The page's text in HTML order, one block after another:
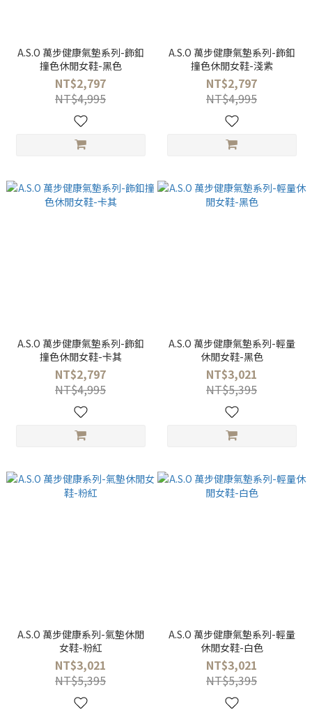
A.S.O 萬步健康氣墊系列-飾釦
撞色休閒女鞋-黑色
NT$2,797
NT$4,995
A.S.O 萬步健康氣墊系列-飾釦
撞色休閒女鞋-淺紫
NT$2,797
NT$4,995
A.S.O 萬步健康氣墊系列-飾釦
撞色休閒女鞋-卡其
NT$2,797
NT$4,995
A.S.O 萬步健康氣墊系列-輕量
休閒女鞋-黑色
NT$3,021
NT$5,395
A.S.O 萬步健康系列-氣墊休閒
女鞋-粉紅
NT$3,021
NT$5,395
A.S.O 萬步健康氣墊系列-輕量
休閒女鞋-白色
NT$3,021
NT$5,395